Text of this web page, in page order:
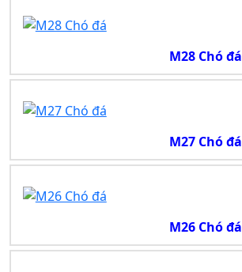
M28 Chó đá
M27 Chó đá
M26 Chó đá